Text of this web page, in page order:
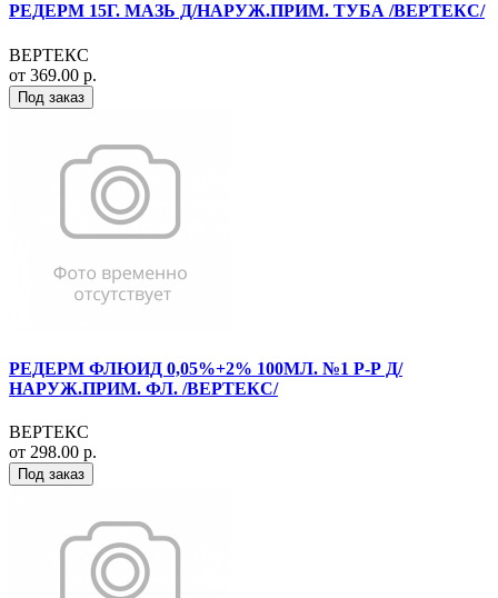
РЕДЕРМ 15Г. МАЗЬ Д/НАРУЖ.ПРИМ. ТУБА /ВЕРТЕКС/
ВЕРТЕКС
от 369.00 р.
Под заказ
РЕДЕРМ ФЛЮИД 0,05%+2% 100МЛ. №1 Р-Р Д/
НАРУЖ.ПРИМ. ФЛ. /ВЕРТЕКС/
ВЕРТЕКС
от 298.00 р.
Под заказ